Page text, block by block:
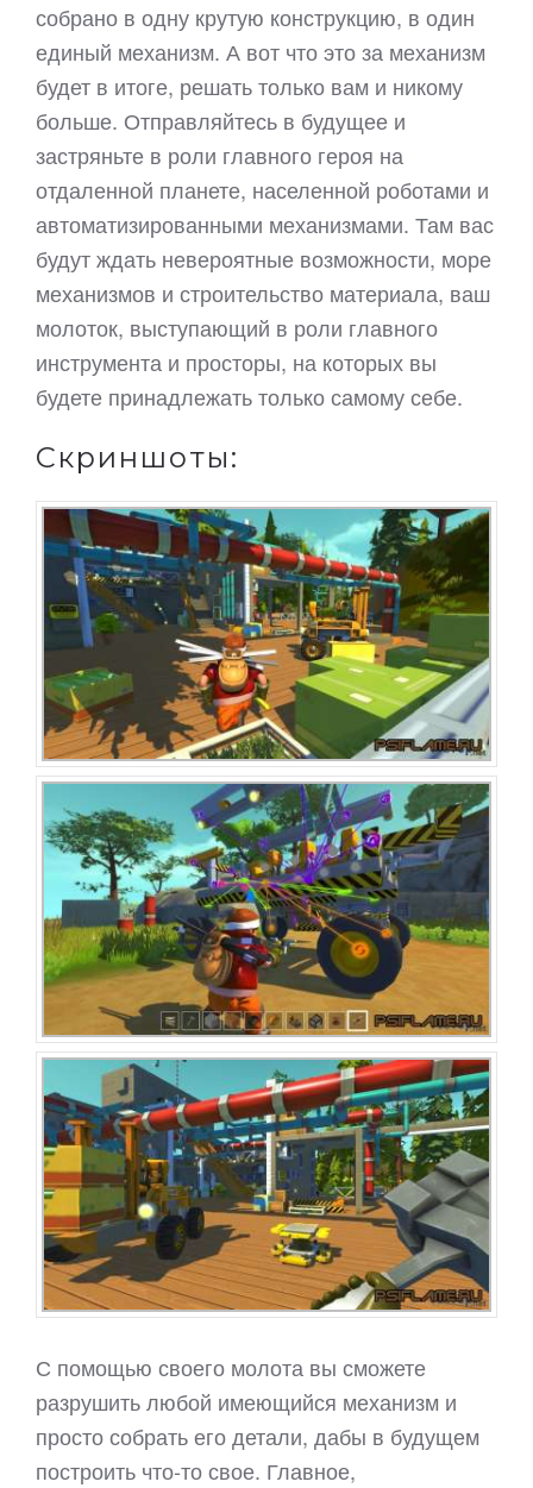
собрано в одну крутую конструкцию, в один
единый механизм. А вот что это за механизм
будет в итоге, решать только вам и никому
больше. Отправляйтесь в будущее и
застряньте в роли главного героя на
отдаленной планете, населенной роботами и
автоматизированными механизмами. Там вас
будут ждать невероятные возможности, море
механизмов и строительство материала, ваш
молоток, выступающий в роли главного
инструмента и просторы, на которых вы
будете принадлежать только самому себе.
Скриншоты:
С помощью своего молота вы сможете
разрушить любой имеющийся механизм и
просто собрать его детали, дабы в будущем
построить что-то свое. Главное,